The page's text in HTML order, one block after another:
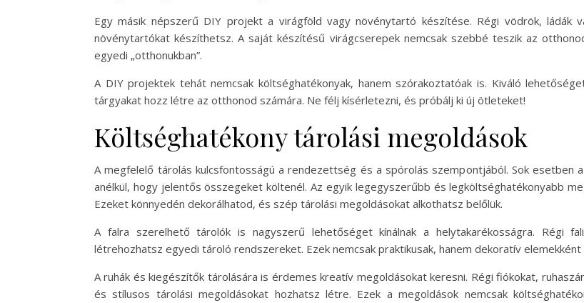
Egy másik népszerű DIY projekt a virágföld vagy növénytartó készítése. Régi vödrök, ládák
növénytartókat készíthetsz. A saját készítésű virágcserepek nemcsak szebbé teszik az
egyedi „otthonukban”.
A DIY projektek tehát nemcsak költséghatékonyak, hanem szórakoztatóak is. Kiváló
tárgyakat hozz létre az otthonod számára. Ne félj kísérletezni, és próbálj ki új ötleteket!
Költséghatékony tárolási megoldások
A megfelelő tárolás kulcsfontosságú a rendezettség és a spórolás szempontjából. Sok esetben
anélkül, hogy jelentős összegeket költenél. Az egyik legegyszerűbb és legköltséghatékonyabb
Ezeket könnyedén dekorálhatod, és szép tárolási megoldásokat alkothatsz belőlük.
A falra szerelhető tárolók is nagyszerű lehetőséget kínálnak a helytakarékosságra. Régi
létrehozhatsz egyedi tároló rendszereket. Ezek nemcsak praktikusak, hanem dekoratív elemekként
A ruhák és kiegészítők tárolására is érdemes kreatív megoldásokat keresni. Régi fiókokat,
és stílusos tárolási megoldásokat hozhatsz létre. Ezek a megoldások nemcsak